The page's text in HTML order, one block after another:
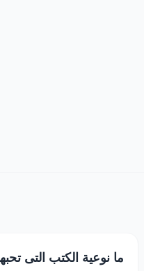
ما نوعية الكتب التى